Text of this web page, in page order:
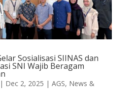
Sosialisasi SIINAS dan
SNI Wajib Beragam
Dec 2, 2025 | AGS, News &